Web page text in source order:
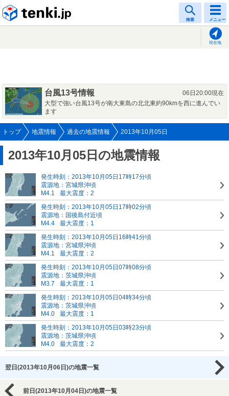
検索 メニュー
現在地
台風13号情報
06日20:00現在
大型で強い台風13号が南大東島の北北東約90kmを西に進んでい
ます
トップ 地震情報 過去の地震情報 2013年10月05日
2013年10月05日の地震情報
発生時刻：2013年10月05日17時17分頃
震源地：宮城県沖頃
M4.1
最大震度：2
発生時刻：2013年10月05日17時02分頃
震源地：国後島付近頃
M4.4
最大震度：1
発生時刻：2013年10月05日16時41分頃
震源地：宮城県沖頃
M4.1
最大震度：2
発生時刻：2013年10月05日07時08分頃
震源地：茨城県沖頃
M3.7
最大震度：1
発生時刻：2013年10月05日04時34分頃
震源地：茨城県沖頃
M4.0
最大震度：1
発生時刻：2013年10月05日03時23分頃
震源地：茨城県沖頃
M4.0
最大震度：2
翌日(2013年10月06日)の地震一覧
前日(2013年10月04日)の地震一覧